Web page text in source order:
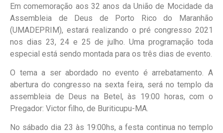
Em comemoração aos 32 anos da União de Mocidade da
Assembleia de Deus de Porto Rico do Maranhão
(UMADEPRIM), estará realizando o pré congresso 2021
nos dias 23, 24 e 25 de julho. Uma programação toda
especial está sendo montada para os três dias de evento.
O tema a ser abordado no evento é arrebatamento. A
abertura do congresso na sexta feira, será no templo da
assembleia de Deus na Betel, às 19:00 horas, com o
Pregador: Victor filho, de Buriticupu-MA.
No sábado dia 23 às 19:00hs, a festa continua no templo